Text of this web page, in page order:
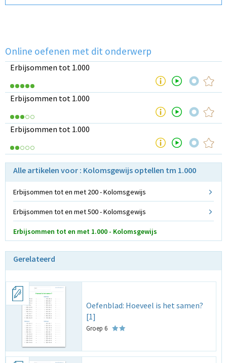
Online oefenen met dit onderwerp
Erbijsommen tot 1.000
Erbijsommen tot 1.000
Erbijsommen tot 1.000
Alle artikelen voor : Kolomsgewijs optellen tm 1.000
Erbijsommen tot en met 200 - Kolomsgewijs
Erbijsommen tot en met 500 - Kolomsgewijs
Erbijsommen tot en met 1.000 - Kolomsgewijs
Gerelateerd
Oefenblad: Hoeveel is het samen?
[1]
Groep 6